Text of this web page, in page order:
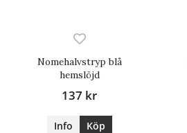
Nomehalvstryp blå
hemslöjd
137 kr
Info Köp